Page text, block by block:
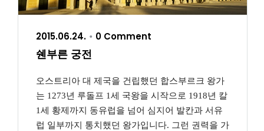
2015.06.24. • 0 Comment
쉔부른 궁전
오스트리아 대 제국을 건립했던 합스부르크 왕가
는 1273년 루돌프 1세 국왕을 시작으로 1918년 칼
1세 황제까지 동유럽을 넘어 심지어 발칸과 서유
럽 일부까지 통치했던 왕가입니다. 그런 권력을 가